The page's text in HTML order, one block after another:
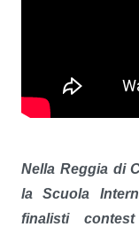
Nella Reggia di
la Scuola
finalisti